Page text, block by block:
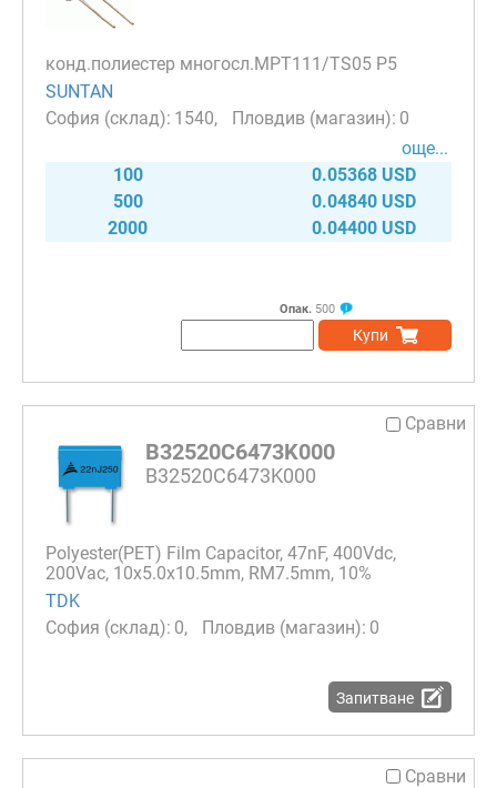
конд.полиестер многосл.MPT111/TS05 P5
SUNTAN
1540
0
още...
100
0.05368 USD
500
0.04840 USD
2000
0.04400 USD
Опак. 500
Купи
Сравни
B32520C6473K000
B32520C6473K000
Polyester(PET) Film Capacitor, 47nF, 400Vdc,
200Vac, 10x5.0x10.5mm, RM7.5mm, 10%
TDK
0
0
Запитване
Сравни